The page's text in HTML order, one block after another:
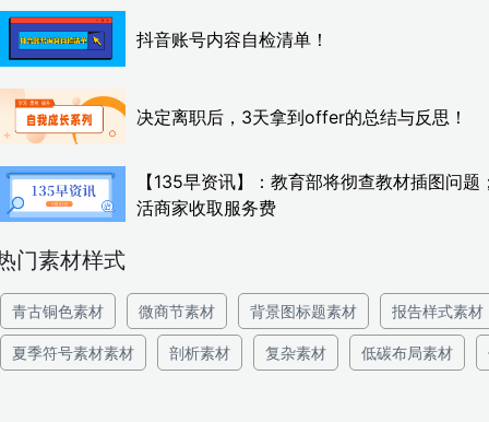
抖音账号内容自检清单！
决定离职后，3天拿到offer的总结与反思！
【135早资讯】：教育部将彻查教材插图问
活商家收取服务费
门素材样式
青古铜色素材 微商节素材 背景图标题素材 报告样式素材
夏季符号素材素材 剖析素材 复杂素材 低碳布局素材